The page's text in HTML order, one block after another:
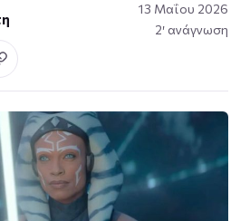
13 Μαΐου 2026
2′ ανάγνωση